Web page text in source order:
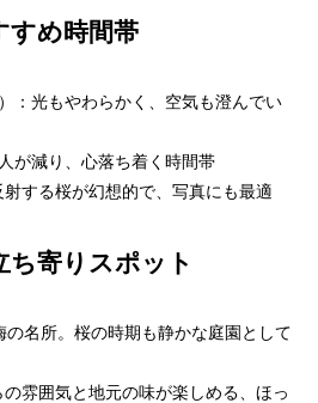
すめ時間帯
：光もやわらかく、空気も澄んでい
が減り、心落ち着く時間帯
する桜が幻想的で、写真にも最適
ち寄りスポット
の名所。桜の時期も静かな庭園として
雰囲気と地元の味が楽しめる、ほっ